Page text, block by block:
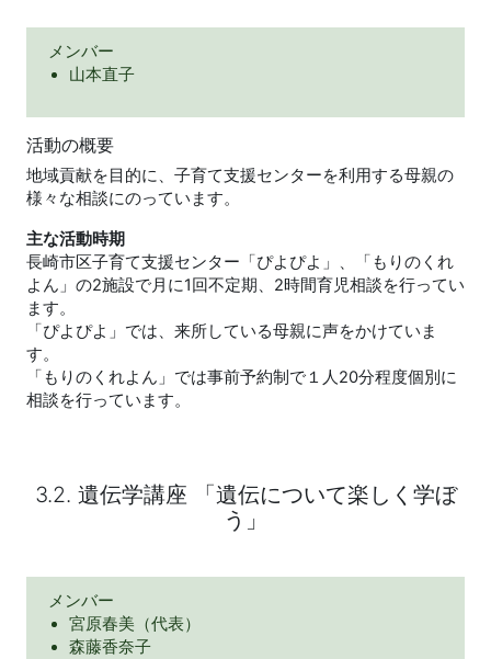
メンバー
山本直子
活動の概要
地域貢献を目的に、子育て支援センターを利用する母親の
様々な相談にのっています。
主な活動時期
長崎市区子育て支援センター「ぴよぴよ」、「もりのくれ
よん」の2施設で月に1回不定期、2時間育児相談を行ってい
ます。
「ぴよぴよ」では、来所している母親に声をかけていま
す。
「もりのくれよん」では事前予約制で１人20分程度個別に
相談を行っています。
3.2. 遺伝学講座 「遺伝について楽しく学ぼ
う」
メンバー
宮原春美（代表）
森藤香奈子